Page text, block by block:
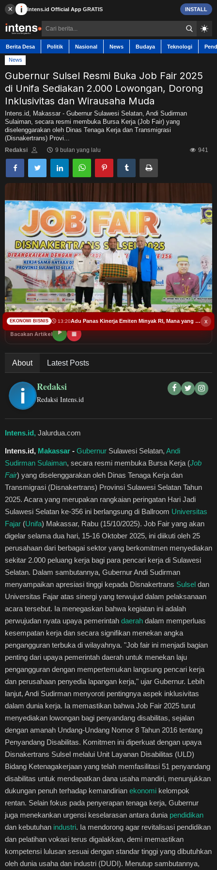
× Intens.id Official App GRATIS INSTALL
Berita Desa Politik Nasional News Budaya Teknologi
Berita Desa
Contact
Politik
Nasional
Budaya
Teknologi
Pendidikan
Bursa
Hukum dan Kriminal
Kesehatan
Ekonomi Bisnis
Pariwisata
Kuliner
Puisi
Religi
Travel
Environmental
News
Gubernur Sulsel Resmi Buka Job Fair 2025
di Unifa Sediakan 2.000 Lowongan, Dorong
Inklusivitas dan Wirausaha Muda
Intens.id, Makassar - Gubernur Sulawesi Selatan, Andi Sudirman
Sulaiman, secara resmi membuka Bursa Kerja (Job Fair) yang
diselenggarakan oleh Dinas Tenaga Kerja dan Transmigrasi
(Disnakertrans) Provi...
Redaksi 9 bulan yang lalu 941
Bacakan Artikel
About Latest Posts
Redaksi
Redaksi Intens.id
Intens.id, Jalurdua.com
Intens.id, Makassar - Gubernur Sulawesi Selatan, Andi
Sudirman Sulaiman, secara resmi membuka Bursa Kerja (Job
Fair) yang diselenggarakan oleh Dinas Tenaga Kerja dan
Transmigrasi (Disnakertrans) Provinsi Sulawesi Selatan Tahun
2025. Acara yang merupakan rangkaian peringatan Hari Jadi
Sulawesi Selatan ke-356 ini berlangsung di Ballroom Universitas
Fajar (Unifa) Makassar, Rabu (15/10/2025). Job Fair yang akan
digelar selama dua hari, 15-16 Oktober 2025, ini diikuti oleh 25
perusahaan dari berbagai sektor yang berkomitmen menyediakan
sekitar 2.000 peluang kerja bagi para pencari kerja di Sulawesi
Selatan. Dalam sambutannya, Gubernur Andi Sudirman
menyampaikan apresiasi tinggi kepada Disnakertrans Sulsel dan
Universitas Fajar atas sinergi yang terwujud dalam pelaksanaan
acara tersebut. Ia menegaskan bahwa kegiatan ini adalah
perwujudan nyata upaya pemerintah daerah dalam memperluas
kesempatan kerja dan secara signifikan menekan angka
pengangguran terbuka di wilayahnya. "Job fair ini menjadi bagian
penting dari upaya pemerintah daerah untuk menekan laju
pengangguran dengan mempertemukan langsung pencari kerja
dan perusahaan penyedia lapangan kerja," ujar Gubernur. Lebih
lanjut, Andi Sudirman menyoroti pentingnya aspek inklusivitas
dalam dunia kerja. Ia memastikan bahwa Job Fair 2025 turut
menyediakan lowongan bagi penyandang disabilitas, sejalan
dengan amanah Undang-Undang Nomor 8 Tahun 2016 tentang
Penyandang Disabilitas. Komitmen ini diperkuat dengan upaya
Disnakertrans Sulsel melalui Unit Layanan Disabilitas (ULD)
Bidang Ketenagakerjaan yang telah memfasilitasi 51 penyandang
disabilitas untuk mendapatkan dana usaha mandiri, menunjukkan
dukungan penuh terhadap kemandirian ekonomi kelompok
rentan. Selain fokus pada penyerapan tenaga kerja, Gubernur
juga menekankan urgensi keselarasan antara dunia pendidikan
dan kebutuhan industri. Ia mendorong agar revitalisasi pendidikan
dan pelatihan vokasi terus digalakkan, demi memastikan
kompetensi lulusan sesuai dengan standar tinggi yang dibutuhkan
oleh dunia usaha dan industri (DUDI). Menutup sambutannya,
x
EKONOMI BISNIS 13:20 Adu Panas Kinerja Emiten Minyak RI, Mana yang Cuannya Paling Menyala?